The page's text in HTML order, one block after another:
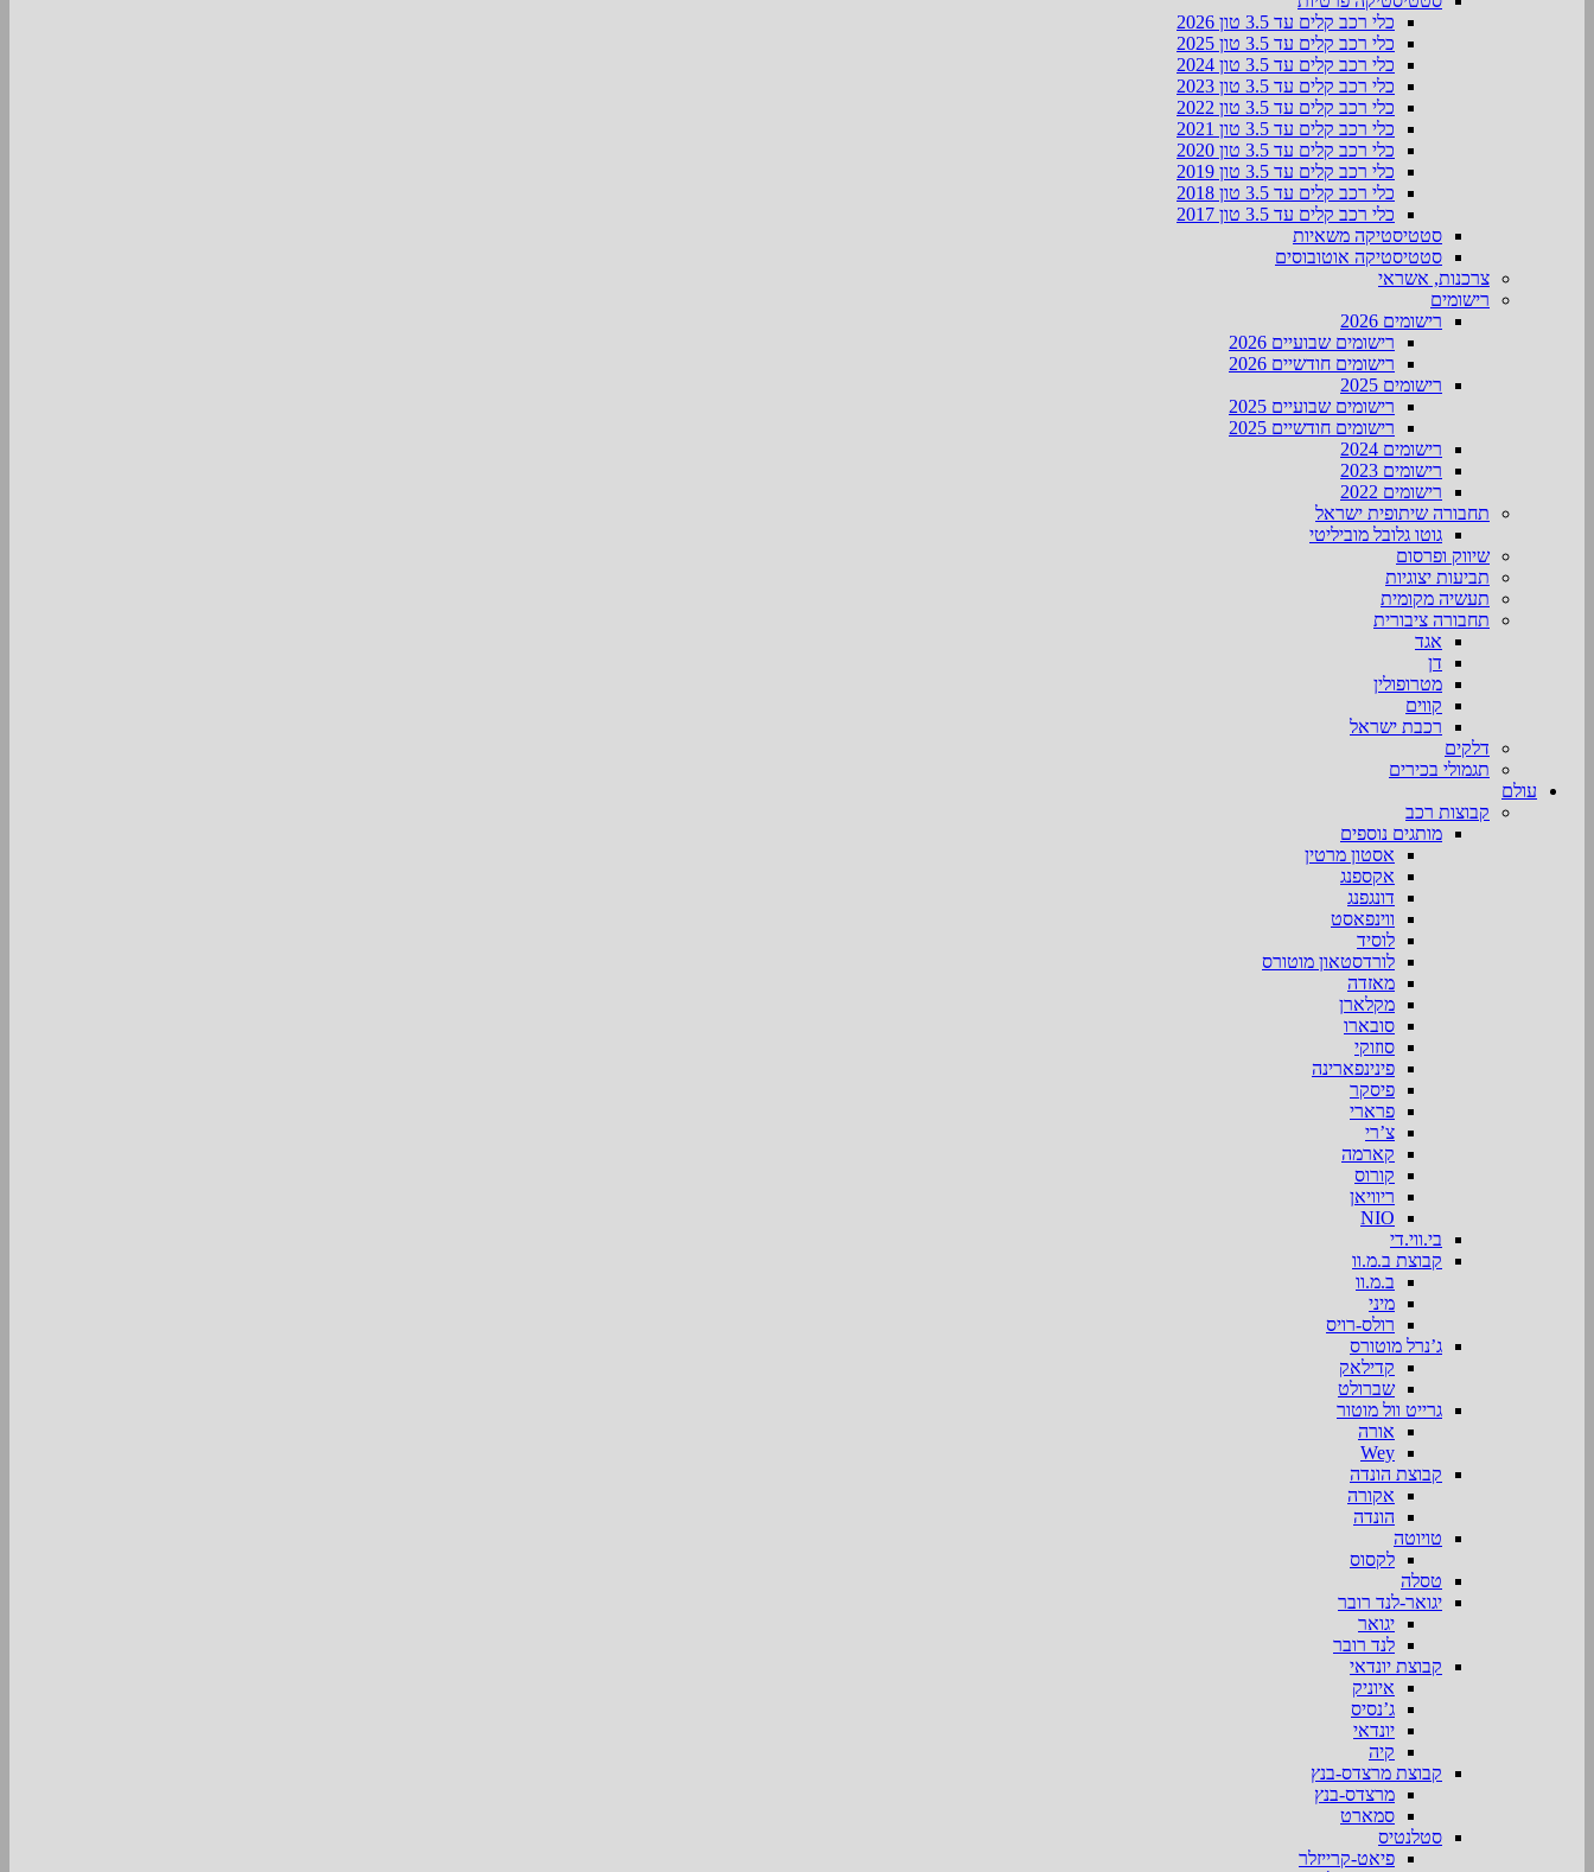
כלי רכב קלים עד 3.5 טון 2026
כלי רכב קלים עד 3.5 טון 2025
כלי רכב קלים עד 3.5 טון 2024
כלי רכב קלים עד 3.5 טון 2023
כלי רכב קלים עד 3.5 טון 2022
כלי רכב קלים עד 3.5 טון 2021
כלי רכב קלים עד 3.5 טון 2020
כלי רכב קלים עד 3.5 טון 2019
כלי רכב קלים עד 3.5 טון 2018
כלי רכב קלים עד 3.5 טון 2017
סטטיסטיקה משאיות
סטטיסטיקה אוטובוסים
צרכנות, אשראי
רישומים
רישומים 2026
רישומים שבועיים 2026
רישומים חודשיים 2026
רישומים 2025
רישומים שבועיים 2025
רישומים חודשיים 2025
רישומים 2024
רישומים 2023
רישומים 2022
תחבורה שיתופית ישראל
גוטו גלובל מוביליטי
שיווק ופרסום
תביעות יצוגיות
תעשיה מקומית
תחבורה ציבורית
אגד
דן
מטרופולין
קווים
רכבת ישראל
דלקים
תגמולי בכירים
עולם
קבוצות רכב
מותגים נוספים
אסטון מרטין
אקספנג
דונגפנג
ווינפאסט
לוסיד
לורדסטאון מוטורס
מאזדה
מקלארן
סובארו
סוזוקי
פינינפארינה
פיסקר
פרארי
צ’רי
קארמה
קורוס
ריוויאן
NIO
בי.ווי.די
קבוצת ב.מ.וו
ב.מ.וו
מיני
רולס-רויס
ג’נרל מוטורס
קדילאק
שברולט
גרייט וול מוטור
אורה
Wey
קבוצת הונדה
אקורה
הונדה
טויוטה
לקסוס
טסלה
יגואר-לנד רובר
יגואר
לנד רובר
קבוצת יונדאי
איוניק
ג’נסיס
יונדאי
קיה
קבוצת מרצדס-בנץ
מרצדס-בנץ
סמארט
סטלנטיס
פיאט-קרייזלר